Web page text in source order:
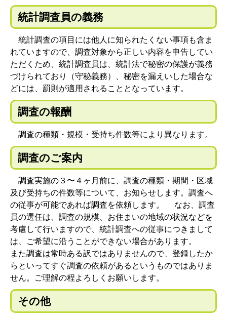
統計調査員の義務
統計調査の項目には他人に知られたくない事項も含ま
れていますので、調査対象から正しい内容を申告してい
ただくため、統計調査員は、統計法で秘密の保護が義務
づけられており（守秘義務）、秘密を漏えいした場合な
どには、罰則が適用されることとなっています。
調査の報酬
調査の種類・規模・受持ち件数等により異なります。
調査のご案内
調査実施の３〜４ヶ月前に、調査の種類・期間・区域
及び受持ちの件数等について、お知らせします。調査へ
の従事が可能であれば調査を依頼します。 なお、調査
員の選任は、調査の規模、お住まいの地域の状況などを
考慮して行いますので、統計調査への従事につきまして
は、ご希望に沿うことができない場合があります。
また調査は常時ある訳ではありませんので、登録したか
らといってすぐ調査の依頼があるというものではありま
せん。ご理解の程よろしくお願いします。
その他